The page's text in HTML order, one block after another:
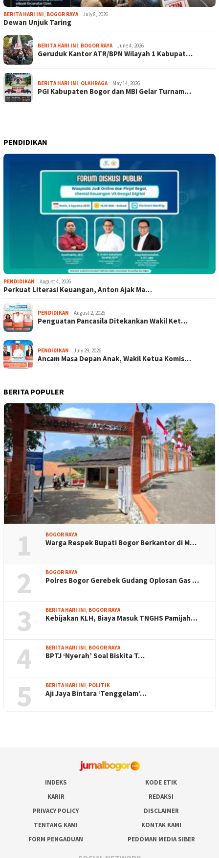
BERITA HARI INI, BOGOR RAYA July 8, 2026
Dewan Unjuk Taring
BERITA HARI INI, BOGOR RAYA June 4, 2026
Geruduk Kantor ATR/BPN Wilayah 1 Kabupat…
BERITA HARI INI, OLAHRAGA May 14, 2026
PGI Kabupaten Bogor dan MBI Gelar Turnam…
PENDIDIKAN
PENDIDIKAN August 4, 2026
Perkuat Literasi Keuangan, Anton Ajak Ma…
PENDIDIKAN August 2, 2026
Penguatan Pancasila Ditekankan Wakil Ket…
PENDIDIKAN July 29, 2026
Ancam Masa Depan Anak, Wakil Ketua Komis…
BERITA POPULER
1 BOGOR RAYA
Warga Respek Bupati Bogor Berkantor di M…
2 BOGOR RAYA
Polres Bogor Gerebek Gudang Oplosan Gas …
3 BERITA HARI INI, BOGOR RAYA
Kebijakan KLH, Biaya Masuk TNGHS Pamijah…
4 BERITA HARI INI, BOGOR RAYA
BPTJ ‘Nyerah’ Soal Biskita T…
5 BERITA HARI INI, POLITIK
Aji Jaya Bintara ‘Tenggelam’…
INDEKS
KODE ETIK
KARIR
REDAKSI
PRIVACY POLICY
DISCLAIMER
TENTANG KAMI
KONTAK KAMI
FORM PENGADUAN
PEDOMAN MEDIA SIBER